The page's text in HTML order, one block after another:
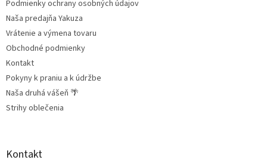
Podmienky ochrany osobných údajov
Naša predajňa Yakuza
Vrátenie a výmena tovaru
Obchodné podmienky
Kontakt
Pokyny k praniu a k údržbe
Naša druhá vášeň 🌴
Strihy oblečenia
Kontakt